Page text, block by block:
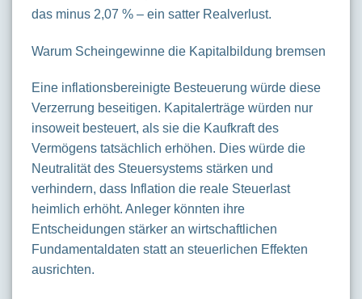
das minus 2,07 % – ein satter Realverlust.
Warum Scheingewinne die Kapitalbildung bremsen
Eine inflationsbereinigte Besteuerung würde diese
Verzerrung beseitigen. Kapitalerträge würden nur
insoweit besteuert, als sie die Kaufkraft des
Vermögens tatsächlich erhöhen. Dies würde die
Neutralität des Steuersystems stärken und
verhindern, dass Inflation die reale Steuerlast
heimlich erhöht. Anleger könnten ihre
Entscheidungen stärker an wirtschaftlichen
Fundamentaldaten statt an steuerlichen Effekten
ausrichten.